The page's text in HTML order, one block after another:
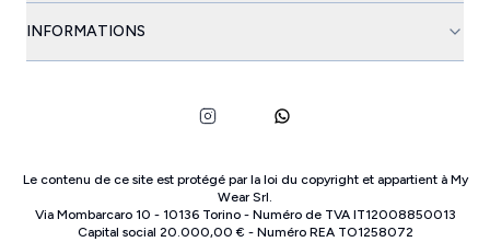
INFORMATIONS
Le contenu de ce site est protégé par la loi du copyright et appartient à My
Wear Srl.
Via Mombarcaro 10 - 10136 Torino- Numéro de TVA IT12008850013
Capital social 20.000,00 € - Numéro REA TO1258072